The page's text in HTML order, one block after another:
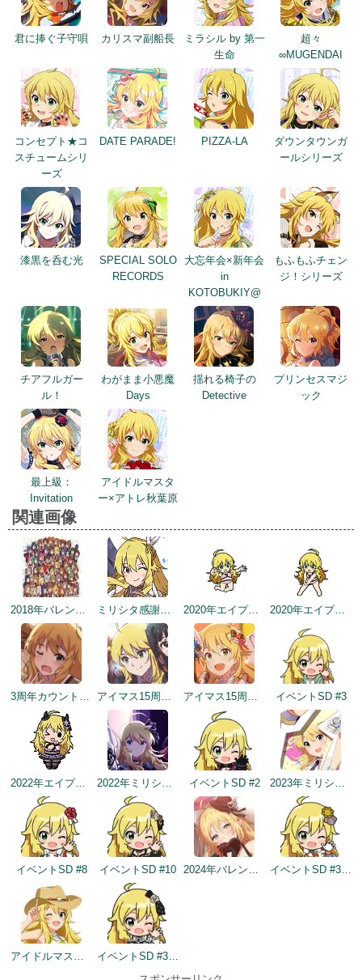
君に捧ぐ子守唄 カリスマ副船長
ミラシル by 第一
生命
超々
∞MUGENDAI
コンセプト★コ
スチュームシリ
ーズ
DATE PARADE! PIZZA-LA
ダウンタウンガ
ールシリーズ
漆黒を呑む光
SPECIAL SOLO
RECORDS
大忘年会×新年会
in
KOTOBUKIY@
もふもふチェン
ジ！シリーズ
チアフルガー
ル！
わがまま小悪魔
Days
揺れる椅子の
Detective
プリンセスマジ
ック
最上級：
Invitation
アイドルマスタ
ー×アトレ秋葉原
関連画像
2018年バレンタインデー公式ツイート ミリシタ感謝祭2019～2020 2020年エイプリルフールネタ 2020年エイプリルフールネタ
3周年カウントダウンイラスト アイマス15周年記念 アイマス15周年記念 イベントSD #3
2022年エイプリルフールネタ 2022年ミリシタ5周年トップ画面 イベントSD #2 2023年ミリシタ4周年イメージ
イベントSD #8 イベントSD #10 2024年バレンタインデートップ画面 イベントSD #325
アイドルマスター×成田ゆめ牧場 みんなとすごす成田ゆめ牧場 ～穴掘りの頂点を目指しますぅ！～
イベントSD #387